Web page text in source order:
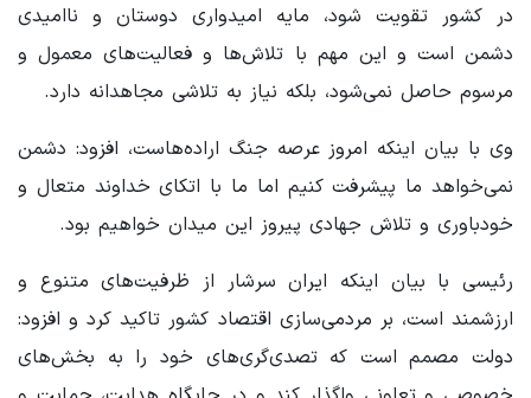
در کشور تقویت شود، مایه امیدواری دوستان و ناامیدی
دشمن است و این مهم با تلاش‌ها و فعالیت‌های معمول و
مرسوم حاصل نمی‌شود، بلکه نیاز به تلاشی مجاهدانه دارد.
وی با بیان اینکه امروز عرصه جنگ اراده‌هاست، افزود: دشمن
نمی‌خواهد ما پیشرفت کنیم اما ما با اتکای خداوند متعال و
خودباوری و تلاش جهادی پیروز این میدان خواهیم بود.
رئیسی با بیان اینکه ایران سرشار از ظرفیت‌های متنوع و
ارزشمند است، بر مردمی‌سازی اقتصاد کشور تاکید کرد و افزود:
دولت مصمم است که تصدی‌گری‌های خود را به بخش‌های